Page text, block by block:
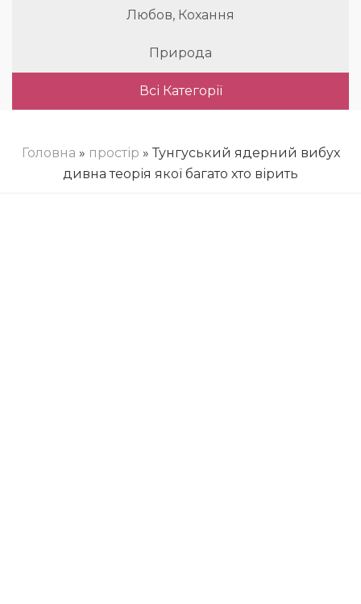
Любов, Кохання
Природа
Всі Категорії
Головна » простір » Тунгуський ядерний вибух
дивна теорія якої багато хто вірить